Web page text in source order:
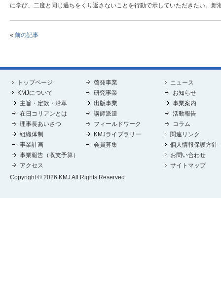
に学び、二度と同じ過ちをくり返さないことを行動で示していただきたい。新
« 前の記事
トップページ
KMJについて
主旨・定款・沿革
在日コリアンとは
理事長あいさつ
組織体制
事業計画
事業報告（収支予算）
アクセス
啓発事業
研究事業
出版事業
講師派遣
フィールドワーク
KMJライブラリー
会員募集
ニュース
お知らせ
事業案内
活動報告
コラム
関連リンク
個人情報保護方針
お問い合わせ
サイトマップ
Copyright © 2026 KMJ All Rights Reserved.